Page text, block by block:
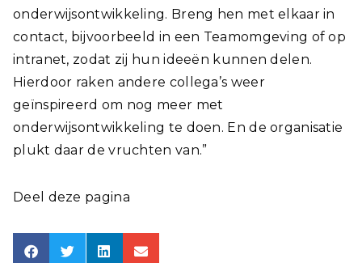
onderwijsontwikkeling. Breng hen met elkaar in
contact, bijvoorbeeld in een Teamomgeving of op
intranet, zodat zij hun ideeën kunnen delen.
Hierdoor raken andere collega’s weer
geïnspireerd om nog meer met
onderwijsontwikkeling te doen. En de organisatie
plukt daar de vruchten van.”
Deel deze pagina